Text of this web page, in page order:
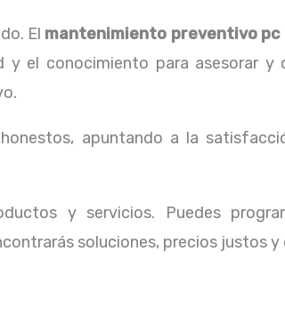
El mantenimiento preventivo pc
y el conocimiento para asesorar
apuntando a la
y servicios. Puedes
soluciones, precios justos